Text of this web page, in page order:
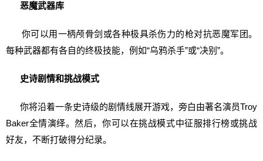
恶魔武器库
你可以用一柄颅骨剑或各种极具杀伤力的枪对抗恶魔军团。
每种武器都有各自的终极技能，例如“乌鸦杀手”或“决别”。
史诗剧情和挑战模式
你将沿着一条史诗级的剧情线展开游戏，旁白由著名演员Troy
Baker全情演绎。然后，你可以在挑战模式中征服排行榜或挑战
好友，不断打破得分纪录。